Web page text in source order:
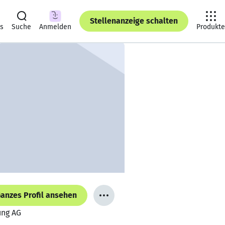
Suche Anmelden
Stellenanzeige schalten
Produkte
Profil ansehen
AG